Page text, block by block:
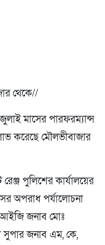
থে‌কে//
মাসের পারফরম্যান্স
করেছে মৌলভীবাজার
পুলিশের কার্যালয়ের
অপরাধ পর্যালোচনা
জনাব মোঃ
জনাব এম, কে,